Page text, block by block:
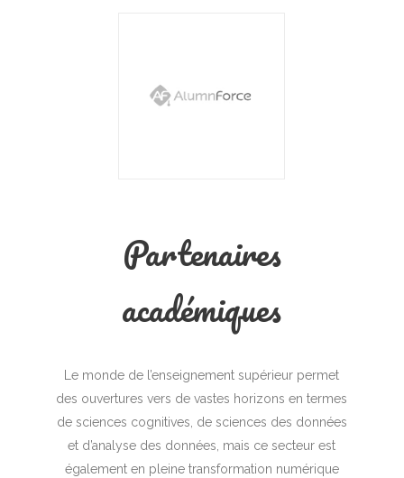
Partenaires
académiques
Le monde de l’enseignement supérieur permet
des ouvertures vers de vastes horizons en termes
de sciences cognitives, de sciences des données
et d’analyse des données, mais ce secteur est
également en pleine transformation numérique